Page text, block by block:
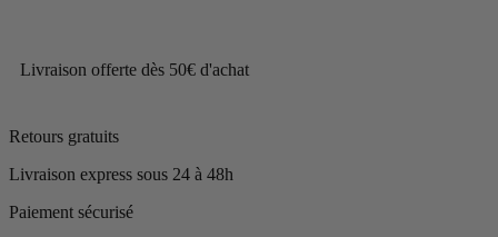
Livraison offerte dès 50€ d'achat
Retours gratuits
Livraison express sous 24 à 48h
Paiement sécurisé